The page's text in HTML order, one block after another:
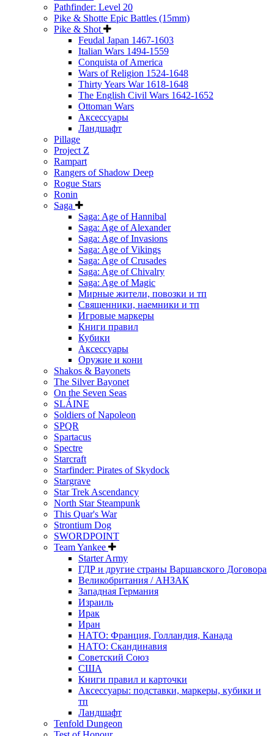
Pathfinder: Level 20
Pike & Shotte Epic Battles (15mm)
Pike & Shot
Feudal Japan 1467-1603
Italian Wars 1494-1559
Conquista of America
Wars of Religion 1524-1648
Thirty Years War 1618-1648
The English Civil Wars 1642-1652
Ottoman Wars
Аксессуары
Ландшафт
Pillage
Project Z
Rampart
Rangers of Shadow Deep
Rogue Stars
Ronin
Saga
Saga: Age of Hannibal
Saga: Age of Alexander
Saga: Age of Invasions
Saga: Age of Vikings
Saga: Age of Crusades
Saga: Age of Chivalry
Saga: Age of Magic
Мирные жители, повозки и тп
Священники, наемники и тп
Игровые маркеры
Книги правил
Кубики
Аксессуары
Оружие и кони
Shakos & Bayonets
The Silver Bayonet
On the Seven Seas
SLÁINE
Soldiers of Napoleon
SPQR
Spartacus
Spectre
Starcraft
Starfinder: Pirates of Skydock
Stargrave
Star Trek Ascendancy
North Star Steampunk
This Quar's War
Strontium Dog
SWORDPOINT
Team Yankee
Starter Army
ГДР и другие страны Варшавского Договора
Великобритания / АНЗАК
Западная Германия
Израиль
Ирак
Иран
НАТО: Франция, Голландия, Канада
НАТО: Скандинавия
Советский Союз
США
Книги правил и карточки
Аксессуары: подставки, маркеры, кубики и
тп
Ландшафт
Tenfold Dungeon